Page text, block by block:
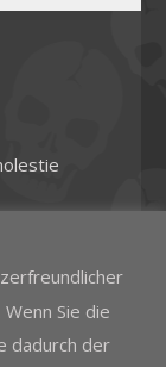
Sie die
dadurch der